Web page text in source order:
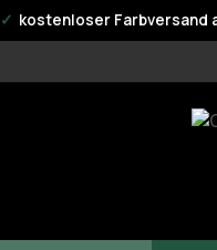
kostenloser Farbversand